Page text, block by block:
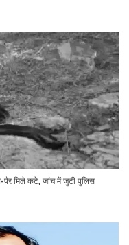
पैर मिले कटे, जांच में जुटी पुलिस